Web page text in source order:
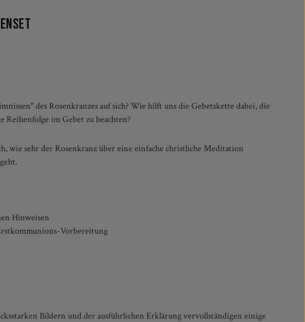
Reihenfolge im Gebet zu beachten?
Hinweisen
Vorbereitung